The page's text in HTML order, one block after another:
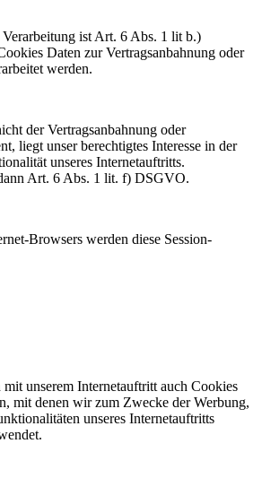
Verarbeitung ist Art. 6 Abs. 1 lit b.)
Daten zur Vertragsanbahnung oder
werden.
der Vertragsanbahnung oder
liegt unser berechtigtes Interesse in der
unseres Internetauftritts.
Art. 6 Abs. 1 lit. f) DSGVO.
Browsers werden diese Session-
unserem Internetauftritt auch Cookies
mit denen wir zum Zwecke der Werbung,
unseres Internetauftritts